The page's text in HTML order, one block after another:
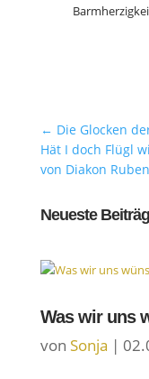
← Die Glocken
Hät I doch Flügl
von Diakon
Neueste
Was wir uns
von Sonja |